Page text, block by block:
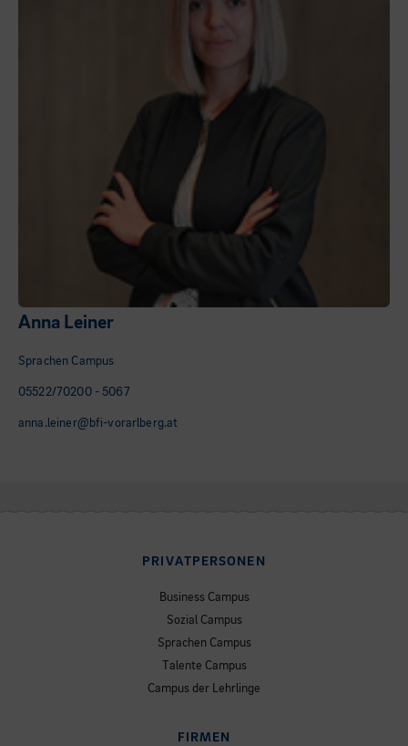
Anna Leiner
Sprachen Campus
05522/70200 - 5067
anna.leiner@bfi-vorarlberg.at
PRIVATPERSONEN
Business Campus
Sozial Campus
Sprachen Campus
Talente Campus
Campus der Lehrlinge
FIRMEN